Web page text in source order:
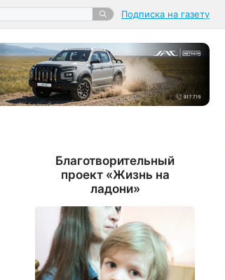
Подписка на газету
Благотворительный
проект «Жизнь на
ладони»